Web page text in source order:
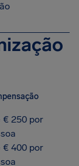
€ 250 por
€ 400 por